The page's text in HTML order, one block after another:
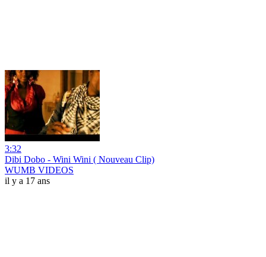
3:32
Dibi Dobo - Wini Wini ( Nouveau Clip)
WUMB VIDEOS
il y a 17 ans